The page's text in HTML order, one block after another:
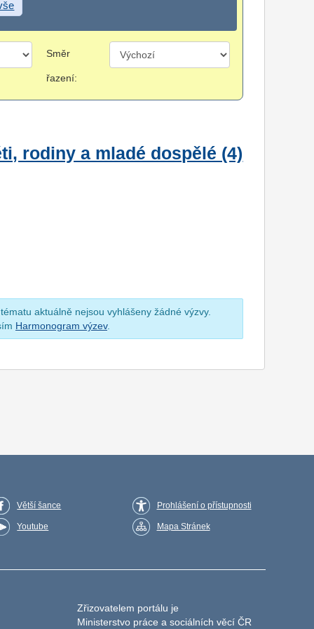
Směr
řazení:
rodiny a mladé dospělé (4)
aktuálně nejsou vyhlášeny žádné výzvy.
Harmonogram výzev.
Větší šance
Youtube
Prohlášení o přístupnosti
Mapa Stránek
Zřizovatelem portálu je
Ministerstvo práce a sociálních věcí ČR